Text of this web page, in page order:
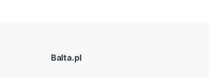
Balta.pl